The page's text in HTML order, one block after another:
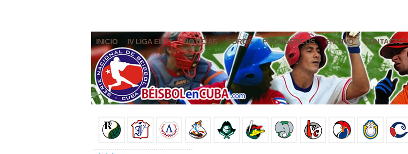
INICIO IV LIGA ELITE NOTICIAS FOROS PRONÓSTICOS EN VIVO CONTACTO